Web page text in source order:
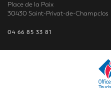
Place de la Paix
30430 Saint-Privat-de-Champclos
04 66 85 33 81